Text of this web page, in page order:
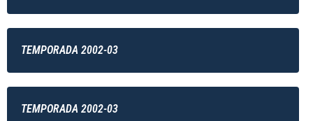
TEMPORADA 2002-03
TEMPORADA 2002-03